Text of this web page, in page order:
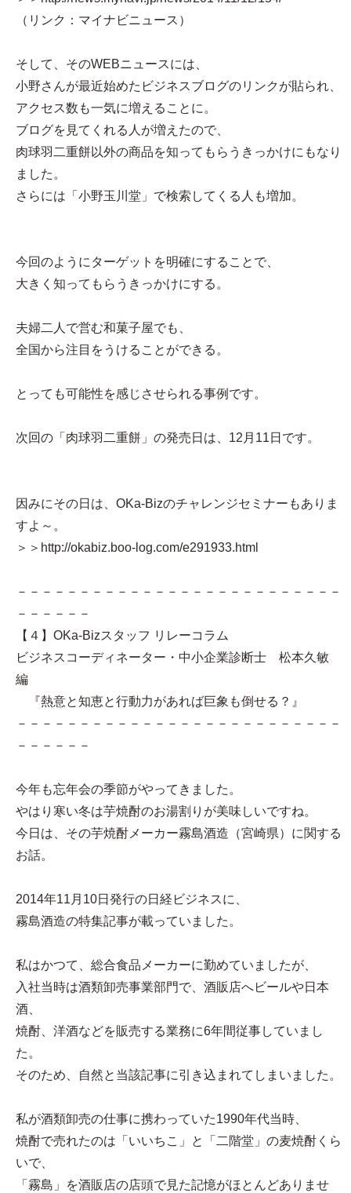
（リンク：マイナビニュース）
そして、そのWEBニュースには、
小野さんが最近始めたビジネスブログのリンクが貼られ、
アクセス数も一気に増えることに。
ブログを見てくれる人が増えたので、
肉球羽二重餅以外の商品を知ってもらうきっかけにもなり
ました。
さらには「小野玉川堂」で検索してくる人も増加。
今回のようにターゲットを明確にすることで、
大きく知ってもらうきっかけにする。
夫婦二人で営む和菓子屋でも、
全国から注目をうけることができる。
とっても可能性を感じさせられる事例です。
次回の「肉球羽二重餅」の発売日は、12月11日です。
因みにその日は、OKa-Bizのチャレンジセミナーもありま
すよ～。
＞＞http://okabiz.boo-log.com/e291933.html
－－－－－－－－－－－－－－－－－－－－－－－－－－
－－－－－－
【４】OKa-Bizスタッフ リレーコラム
ビジネスコーディネーター・中小企業診断士 松本久敏
編
『熱意と知恵と行動力があれば巨象も倒せる？』
－－－－－－－－－－－－－－－－－－－－－－－－－－
－－－－－－
今年も忘年会の季節がやってきました。
やはり寒い冬は芋焼酎のお湯割りが美味しいですね。
今日は、その芋焼酎メーカー霧島酒造（宮崎県）に関する
お話。
2014年11月10日発行の日経ビジネスに、
霧島酒造の特集記事が載っていました。
私はかつて、総合食品メーカーに勤めていましたが、
入社当時は酒類卸売事業部門で、酒販店へビールや日本
酒、
焼酎、洋酒などを販売する業務に6年間従事していまし
た。
そのため、自然と当該記事に引き込まれてしまいました。
私が酒類卸売の仕事に携わっていた1990年代当時、
焼酎で売れたのは「いいちこ」と「二階堂」の麦焼酎くら
いで、
「霧島」を酒販店の店頭で見た記憶がほとんどありませ